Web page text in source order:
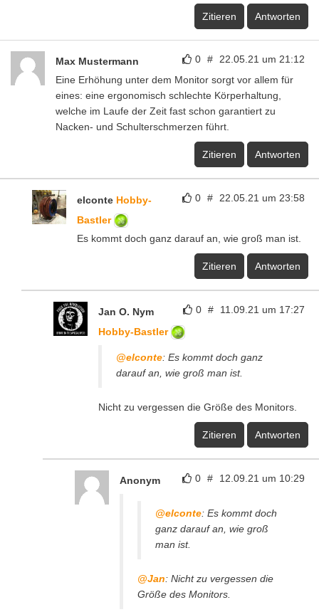
Zitieren Antworten
0 # 22.05.21 um 21:12
Max Mustermann
Eine Erhöhung unter dem Monitor sorgt vor allem für
eines: eine ergonomisch schlechte Körperhaltung,
welche im Laufe der Zeit fast schon garantiert zu
Nacken- und Schulterschmerzen führt.
Zitieren Antworten
0 # 22.05.21 um 23:58
elconte Hobby-
Bastler
Es kommt doch ganz darauf an, wie groß man ist.
Zitieren Antworten
0 # 11.09.21 um 17:27
Jan O. Nym
Hobby-Bastler
@elconte: Es kommt doch ganz
darauf an, wie groß man ist.
Nicht zu vergessen die Größe des Monitors.
Zitieren Antworten
0 # 12.09.21 um 10:29
Anonym
@elconte: Es kommt doch
ganz darauf an, wie groß
man ist.
@Jan: Nicht zu vergessen die
Größe des Monitors.